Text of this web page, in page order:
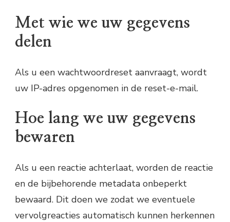
Met wie we uw gegevens
delen
Als u een wachtwoordreset aanvraagt, wordt
uw IP-adres opgenomen in de reset-e-mail.
Hoe lang we uw gegevens
bewaren
Als u een reactie achterlaat, worden de reactie
en de bijbehorende metadata onbeperkt
bewaard. Dit doen we zodat we eventuele
vervolgreacties automatisch kunnen herkennen